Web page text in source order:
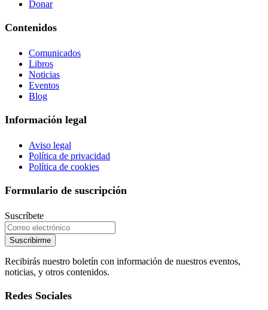
Donar
Contenidos
Comunicados
Libros
Noticias
Eventos
Blog
Información legal
Aviso legal
Política de privacidad
Política de cookies
Formulario de suscripción
Suscríbete
Suscribirme
Recibirás nuestro boletín con información de nuestros eventos,
noticias, y otros contenidos.
Redes Sociales